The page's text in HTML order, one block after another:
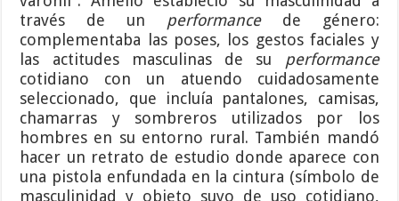
través de un performancede género:
complementaba las poses, los gestos faciales y
las actitudes masculinas de su
performance
cotidiano con un atuendo cuidadosamente
seleccionado, que incluía pantalones, camisas,
chamarras y sombreros utilizados por los
hombres en su entorno rural. También mandó
hacer un retrato de estudio donde aparece con
una pistola enfundada en la cintura (símbolo de
masculinidad y objeto suyo de uso cotidiano,